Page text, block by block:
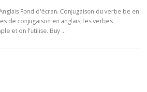
Fond d'écran. Conjugaison du verbe be en
de conjugaison en anglais, les verbes
et on l'utilise. Buy …